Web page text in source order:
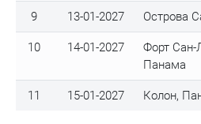
9 13-01-2027 Острова
10 14-01-2027
Форт Сан-
Панама
11 15-01-2027 Колон,